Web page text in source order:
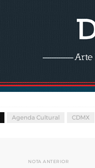
Agenda Cultural CDMX
NOTA ANTERIOR
El MIDE y